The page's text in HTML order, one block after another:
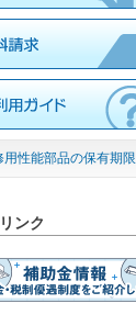
用性能部品の保有期限
ンク